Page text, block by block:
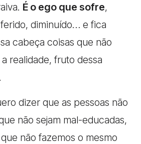
É o ego que sofre,
diminuído… e fica
cabeça coisas que não
realidade, fruto dessa
dizer que as pessoas não
não sejam mal-educadas,
não fazemos o mesmo